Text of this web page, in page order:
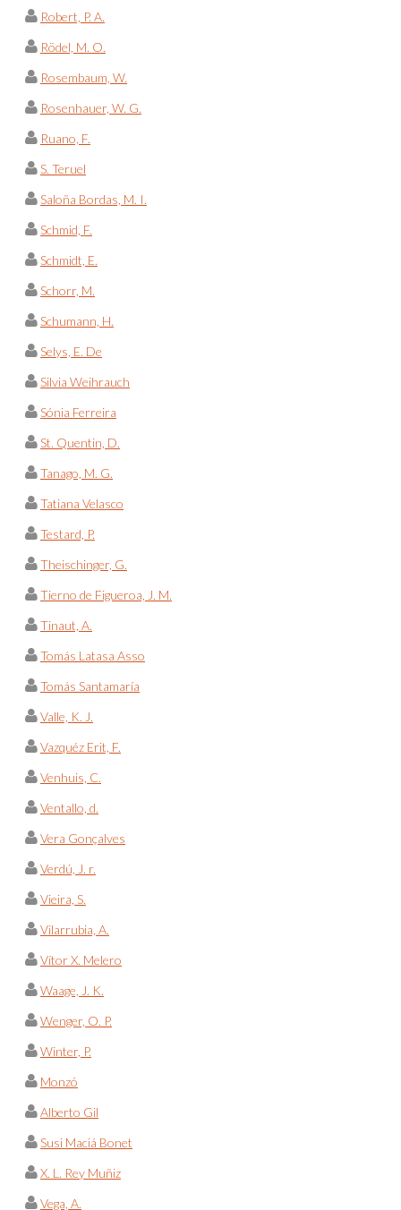
Robert, P. A.
Rödel, M. O.
Rosembaum, W.
Rosenhauer, W. G.
Ruano, F.
S. Teruel
Saloña Bordas, M. I.
Schmid, F.
Schmidt, E.
Schorr, M.
Schumann, H.
Selys, E. De
Silvia Weihrauch
Sónia Ferreira
St. Quentin, D.
Tanago, M. G.
Tatiana Velasco
Testard, P.
Theischinger, G.
Tierno de Figueroa, J. M.
Tinaut, A.
Tomás Latasa Asso
Tomás Santamaría
Valle, K. J.
Vazquéz Erit, F.
Venhuis, C.
Ventallo, d.
Vera Gonçalves
Verdú, J. r.
Vieira, S.
Vilarrubia, A.
Vítor X. Melero
Waage, J. K.
Wenger, O. P.
Winter, P.
Monzó
Alberto Gil
Susi Maciá Bonet
X. L. Rey Muñiz
Vega, A.